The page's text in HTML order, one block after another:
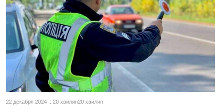
22 декабря 2024 :: 20 хвилин20 хвилин